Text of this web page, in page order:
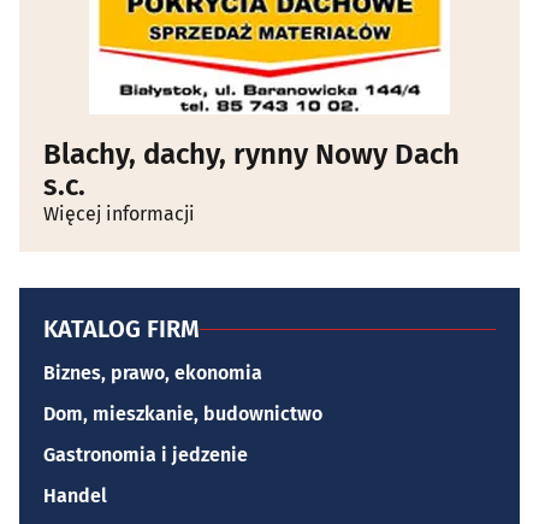
Blachy, dachy, rynny Nowy Dach
s.c.
Więcej informacji
KATALOG FIRM
Biznes, prawo, ekonomia
Dom, mieszkanie, budownictwo
Gastronomia i jedzenie
Handel